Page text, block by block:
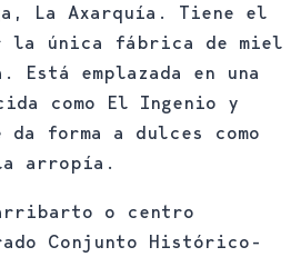
La Axarquía. Tiene el
la única fábrica de miel
Está emplazada en una
como El Ingenio y
forma a dulces como
arropía.
o centro
Conjunto Histórico-